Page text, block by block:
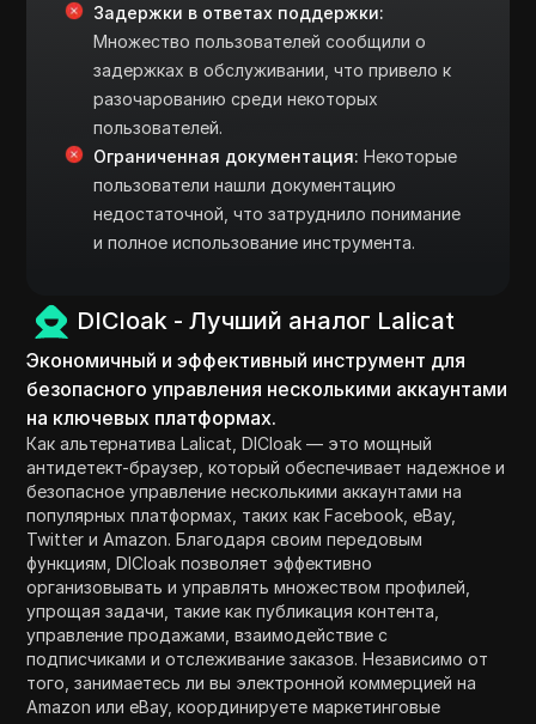
Задержки в ответах поддержки:
Множество пользователей сообщили о
задержках в обслуживании, что привело к
разочарованию среди некоторых
пользователей.
Ограниченная документация: Некоторые
пользователи нашли документацию
недостаточной, что затруднило понимание
и полное использование инструмента.
DICloak - Лучший аналог Lalicat
Экономичный и эффективный инструмент для
безопасного управления несколькими аккаунтами
на ключевых платформах.
Как альтернатива Lalicat, DICloak — это мощный
антидетект-браузер, который обеспечивает надежное и
безопасное управление несколькими аккаунтами на
популярных платформах, таких как Facebook, eBay,
Twitter и Amazon. Благодаря своим передовым
функциям, DICloak позволяет эффективно
организовывать и управлять множеством профилей,
упрощая задачи, такие как публикация контента,
управление продажами, взаимодействие с
подписчиками и отслеживание заказов. Независимо от
того, занимаетесь ли вы электронной коммерцией на
Amazon или eBay, координируете маркетинговые